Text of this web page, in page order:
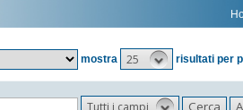
mostra
25 risultati per